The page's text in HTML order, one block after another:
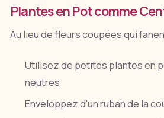
Plantes en Pot comme
Au lieu de fleurs coupées qui
Utilisez de petites plantes en
neutres
Enveloppez d'un ruban de la